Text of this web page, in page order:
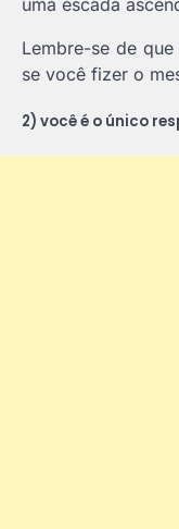
Lembre-se de
se você fizer o
2) você é o único